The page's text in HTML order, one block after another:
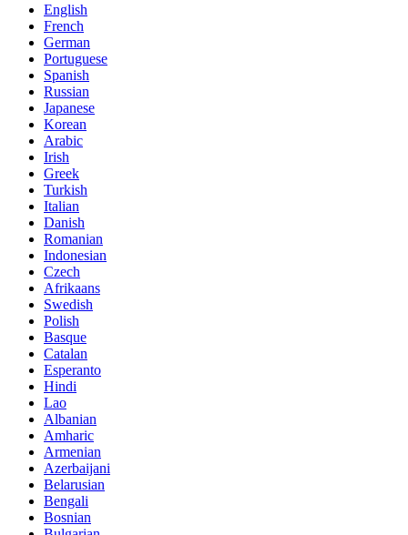
English
French
German
Portuguese
Spanish
Russian
Japanese
Korean
Arabic
Irish
Greek
Turkish
Italian
Danish
Romanian
Indonesian
Czech
Afrikaans
Swedish
Polish
Basque
Catalan
Esperanto
Hindi
Lao
Albanian
Amharic
Armenian
Azerbaijani
Belarusian
Bengali
Bosnian